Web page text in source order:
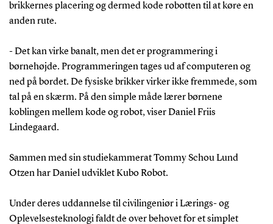
brikkernes placering og dermed kode robotten til at køre en
anden rute.
- Det kan virke banalt, men det er programmering i
børnehøjde. Programmeringen tages ud af computeren og
ned på bordet. De fysiske brikker virker ikke fremmede, som
tal på en skærm. På den simple måde lærer børnene
koblingen mellem kode og robot, viser Daniel Friis
Lindegaard.
Sammen med sin studiekammerat Tommy Schou Lund
Otzen har Daniel udviklet Kubo Robot.
Under deres uddannelse til civilingeniør i Lærings- og
Oplevelsesteknologi faldt de over behovet for et simplet